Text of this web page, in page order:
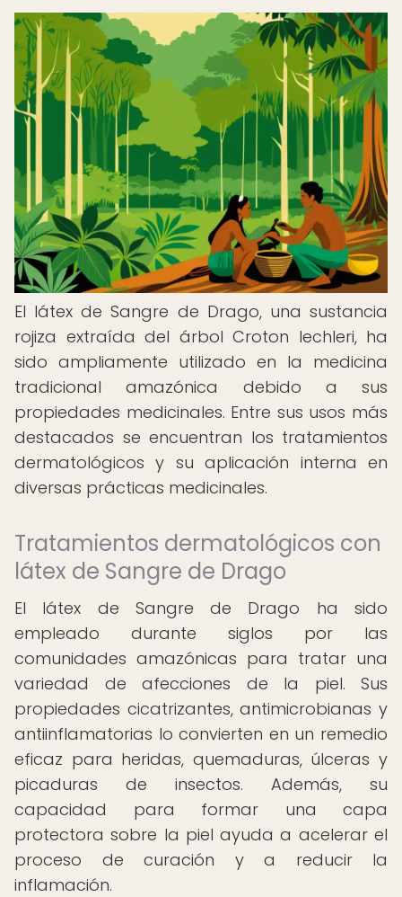
El látex de Sangre de Drago, una sustancia
rojiza extraída del árbol Croton lechleri, ha
sido ampliamente utilizado en la medicina
tradicional amazónica debido a sus
propiedades medicinales. Entre sus usos más
destacados se encuentran los tratamientos
dermatológicos y su aplicación interna en
diversas prácticas medicinales.
Tratamientos dermatológicos con
látex de Sangre de Drago
El látex de Sangre de Drago ha sido
empleado durante siglos por las
comunidades amazónicas para tratar una
variedad de afecciones de la piel. Sus
propiedades cicatrizantes, antimicrobianas y
antiinflamatorias lo convierten en un remedio
eficaz para heridas, quemaduras, úlceras y
picaduras de insectos. Además, su
capacidad para formar una capa
protectora sobre la piel ayuda a acelerar el
proceso de curación y a reducir la
inflamación.